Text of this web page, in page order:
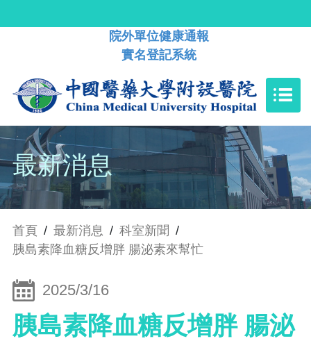
院外單位健康通報
實名登記系統
最新消息
首頁 / 最新消息 / 科室新聞 /
胰島素降血糖反增胖 腸泌素來幫忙
2025/3/16
胰島素降血糖反增胖 腸泌